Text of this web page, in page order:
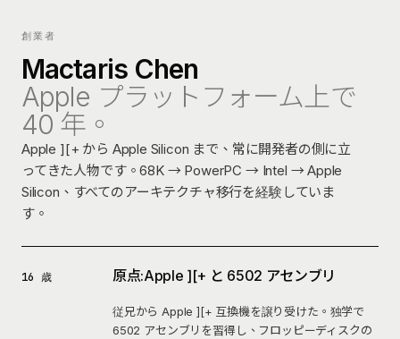
創業者
Mactaris Chen
Apple プラットフォーム上で
40 年。
Apple ][+ から Apple Silicon まで、常に開発者の側に立
ってきた人物です。68K → PowerPC → Intel → Apple
Silicon、すべてのアーキテクチャ移行を経験していま
す。
16 歳 原点:Apple ][+ と 6502 アセンブリ
従兄から Apple ][+ 互換機を譲り受けた。独学で
6502 アセンブリを習得し、フロッピーディスクの